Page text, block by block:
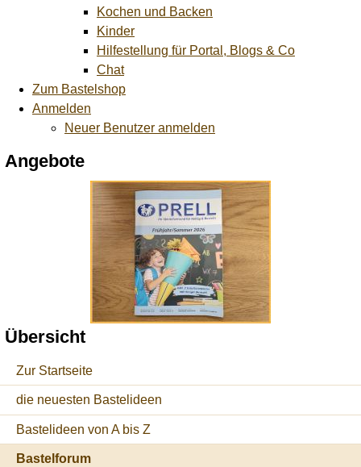
Kochen und Backen
Kinder
Hilfestellung für Portal, Blogs & Co
Chat
Zum Bastelshop
Anmelden
Neuer Benutzer anmelden
Angebote
Übersicht
Zur Startseite
die neuesten Bastelideen
Bastelideen von A bis Z
Bastelforum